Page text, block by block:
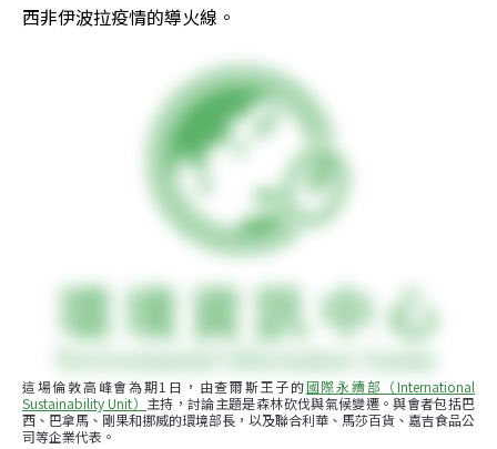
西非伊波拉疫情的導火線。
這場倫敦高峰會為期1日，由查爾斯王子的國際永續部（International
Sustainability Unit） 主持，討論主題是森林砍伐與氣候變遷。與會者包括巴
西、巴拿馬、剛果和挪威的環境部長，以及聯合利華、馬莎百貨、嘉吉食品公
司等企業代表。